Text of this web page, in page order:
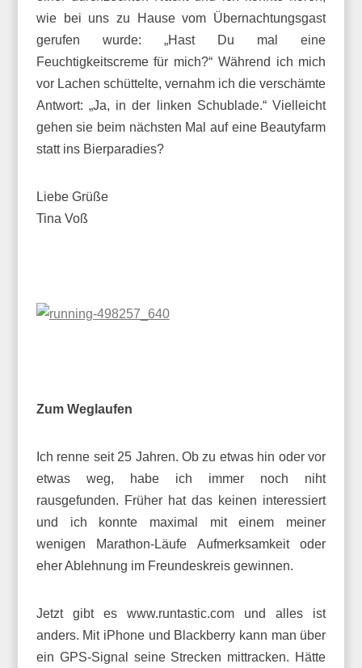
wie bei uns zu Hause vom Übernachtungsgast
gerufen wurde: „Hast Du mal eine
Feuchtigkeitscreme für mich?“ Während ich mich
vor Lachen schüttelte, vernahm ich die verschämte
Antwort: „Ja, in der linken Schublade.“ Vielleicht
gehen sie beim nächsten Mal auf eine Beautyfarm
statt ins Bierparadies?
Liebe Grüße
Tina Voß
Zum Weglaufen
Ich renne seit 25 Jahren. Ob zu etwas hin oder vor
etwas weg, habe ich immer noch niht
rausgefunden. Früher hat das keinen interessiert
und ich konnte maximal mit einem meiner
wenigen Marathon-Läufe Aufmerksamkeit oder
eher Ablehnung im Freundeskreis gewinnen.
Jetzt gibt es www.runtastic.com und alles ist
anders. Mit iPhone und Blackberry kann man über
ein GPS-Signal seine Strecken mittracken. Hätte